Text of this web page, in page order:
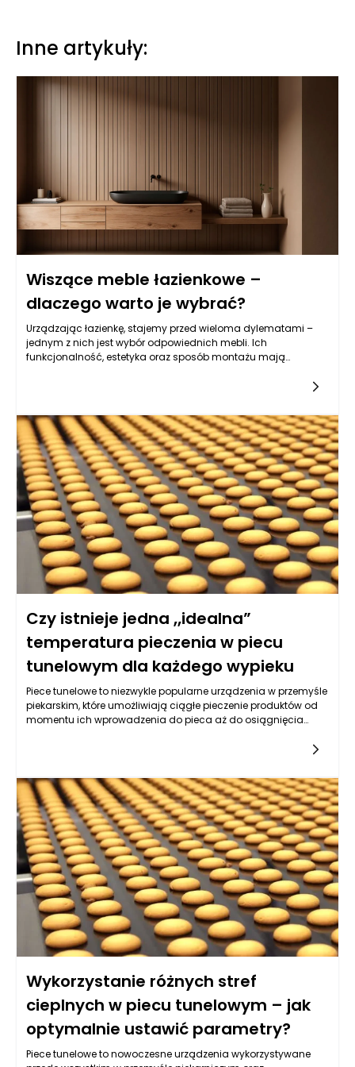
Inne artykuły:
Wiszące meble łazienkowe –
dlaczego warto je wybrać?
Urządzając łazienkę, stajemy przed wieloma dylematami –
jednym z nich jest wybór odpowiednich mebli. Ich
funkcjonalność, estetyka oraz sposób montażu mają
w ostatnich latach zdobywają ogromną popularność. Czy to
rzeczywiście dobre rozwiązanie? Jakie zalety mają tego
rodzaju meble i czy sprawdzą się w każdej łazience?
Odpowiednie wyposażenie tego pomieszczenia jest istotne nie
tylko ze względów estetycznych, ale także funkcjonalnych,
dlatego warto dokładnie przeanalizować wszystkie aspekty
związane z wyborem mebli wiszących. Poniżej przedstawiamy
najważniejsze informacje, które pomogą podjąć świadomą
decyzję.
Czy istnieje jedna „idealna”
temperatura pieczenia w piecu
tunelowym dla każdego wypieku
Piece tunelowe to niezwykle popularne urządzenia w przemyśle
piekarskim, które umożliwiają ciągłe pieczenie produktów od
momentu ich wprowadzenia do pieca aż do osiągnięcia
zapewnia jednostajny przepływ powietrza, może sugerować
idealnej temperatury pieczenia. Jednak rzeczywistość jest
znacznie bardziej skomplikowana, ponieważ każdy wyrób
piekarski ma swoje unikalne wymagania, które determinują
optymalne warunki pieczenia.
Wykorzystanie różnych stref
cieplnych w piecu tunelowym – jak
optymalnie ustawić parametry?
Piece tunelowe to nowoczesne urządzenia wykorzystywane